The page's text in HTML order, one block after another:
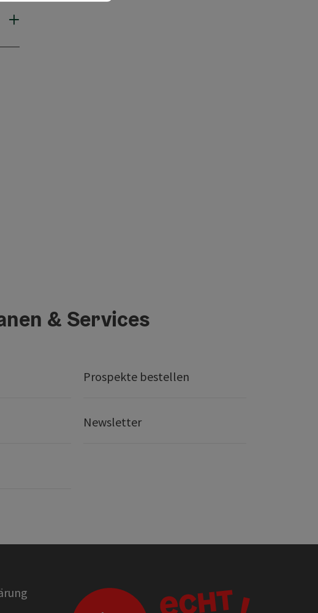
& Services
Prospekte bestellen
Newsletter